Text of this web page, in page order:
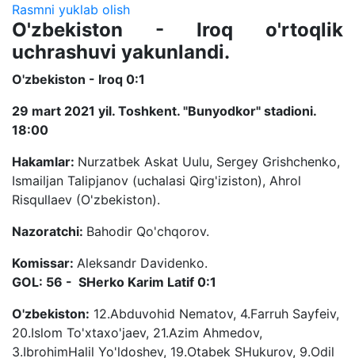
Rasmni yuklab olish
O'zbekiston - Iroq o'rtoqlik
uchrashuvi yakunlandi.
O'zbekiston - Iroq 0:1
29 mart 2021 yil. Toshkent. "Bunyodkor" stadioni.
18:00
Hakamlar: Nurzatbek Askat Uulu, Sergey Grishchenko,
Ismailjan Talipjanov (uchalasi Qirg'iziston), Ahrol
Risqullaev (O'zbekiston).
Nazoratchi: Bahodir Qo'chqorov.
Komissar: Aleksandr Davidenko.
GOL: 56 - SHerko Karim Latif 0:1
O'zbekiston: 12.Abduvohid Nematov, 4.Farruh Sayfeiv,
20.Islom To'xtaxo'jaev, 21.Azim Ahmedov,
3.IbrohimHalil Yo'ldoshev, 19.Otabek SHukurov, 9.Odil